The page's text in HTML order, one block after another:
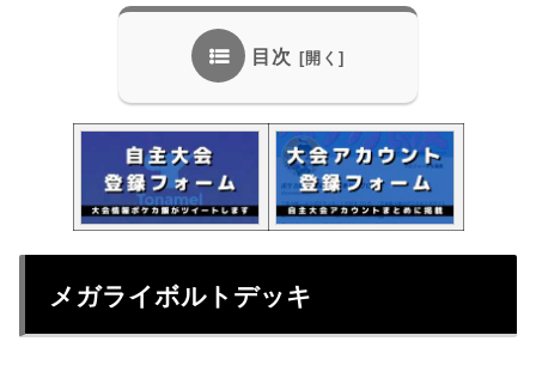
目次
メガライボルトデッキ